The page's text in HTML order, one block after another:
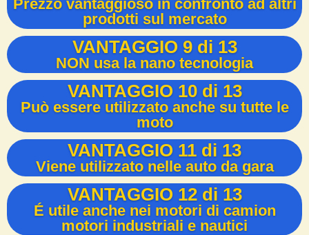
Prezzo vantaggioso in confronto ad altri
prodotti sul mercato
VANTAGGIO 9 di 13
NON usa la nano tecnologia
VANTAGGIO 10 di 13
Può essere utilizzato anche su tutte le
moto
VANTAGGIO 11 di 13
Viene utilizzato nelle auto da gara
VANTAGGIO 12 di 13
É utile anche nei motori di camion
motori industriali e nautici